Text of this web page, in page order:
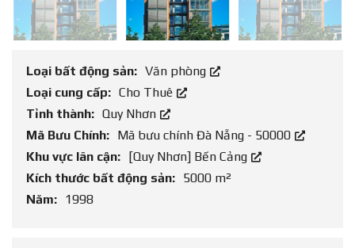
Loại bất động sản: Văn phòng
Loại cung cấp: Cho Thuê
Tỉnh thành: Quy Nhơn
Mã Bưu Chính: Mã bưu chính Đà Nẵng - 50000
Khu vực lân cận:
[Quy Nhơn] Bến Cảng
Kích thước bất động sản: 5000 m²
Năm: 1998